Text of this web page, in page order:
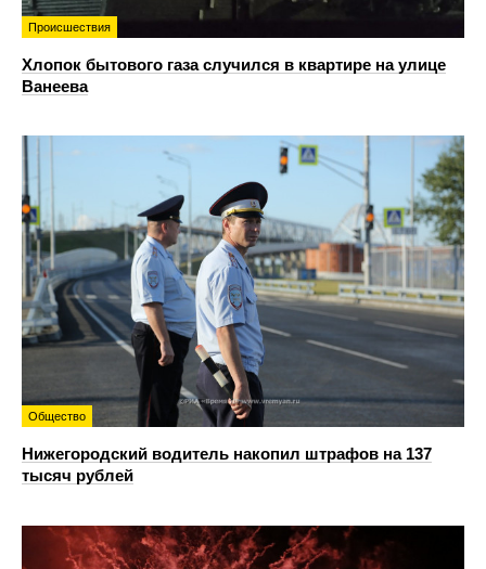
Происшествия
Хлопок бытового газа случился в квартире на улице
Ванеева
Общество
Нижегородский водитель накопил штрафов на 137
тысяч рублей